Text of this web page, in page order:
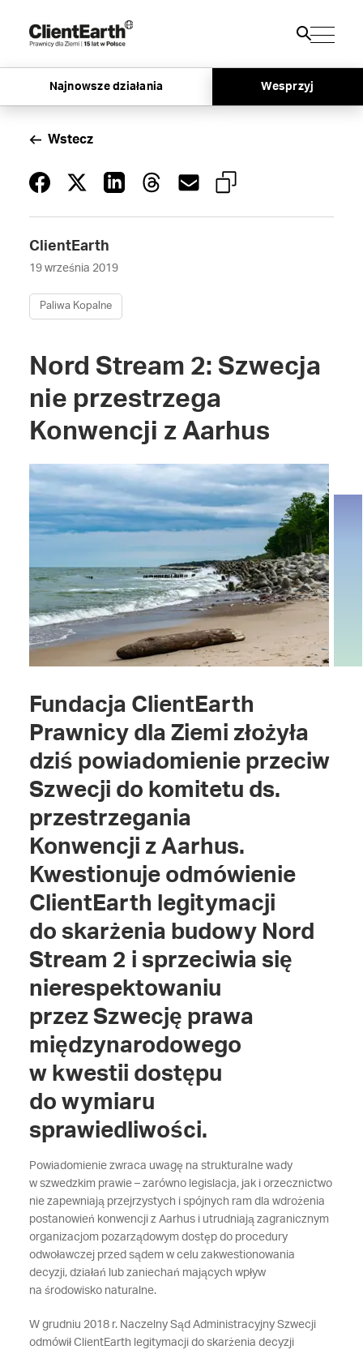
Najnowsze działania Wesprzyj
ClientEarth
19 września 2019
Paliwa Kopalne
Wstecz
Nord Stream 2: Szwecja
nie przestrzega
Konwencji z Aarhus
Fundacja ClientEarth
Prawnicy dla Ziemi złożyła
dziś powiadomienie przeciw
Szwecji do komitetu ds.
przestrzegania
Konwencji z Aarhus.
Kwestionuje odmówienie
ClientEarth legitymacji
do skarżenia budowy Nord
Stream 2 i sprzeciwia się
nierespektowaniu
przez Szwecję prawa
międzynarodowego
w kwestii dostępu
do wymiaru
sprawiedliwości.
Powiadomienie zwraca uwagę na strukturalne wady
w szwedzkim prawie – zarówno legislacja, jak i orzecznictwo
nie zapewniają przejrzystych i spójnych ram dla wdrożenia
postanowień konwencji z Aarhus i utrudniają zagranicznym
organizacjom pozarządowym dostęp do procedury
odwoławczej przed sądem w celu zakwestionowania
decyzji, działań lub zaniechań mających wpływ
na środowisko naturalne.
W grudniu 2018 r. Naczelny Sąd Administracyjny Szwecji
odmówił ClientEarth legitymacji do skarżenia decyzji